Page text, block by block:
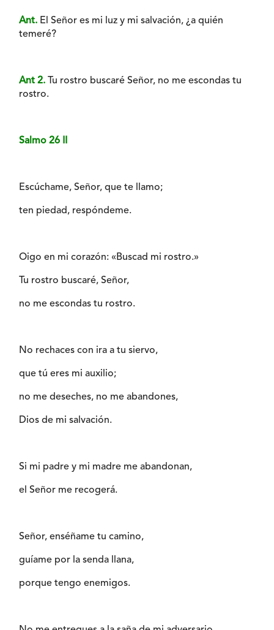
Ant. El Señor es mi luz y mi salvación, ¿a quién
temeré?
Ant 2. Tu rostro buscaré Señor, no me escondas tu
rostro.
Salmo 26 II
Escúchame, Señor, que te llamo;
ten piedad, respóndeme.
Oigo en mi corazón: «Buscad mi rostro.»
Tu rostro buscaré, Señor,
no me escondas tu rostro.
No rechaces con ira a tu siervo,
que tú eres mi auxilio;
no me deseches, no me abandones,
Dios de mi salvación.
Si mi padre y mi madre me abandonan,
el Señor me recogerá.
Señor, enséñame tu camino,
guíame por la senda llana,
porque tengo enemigos.